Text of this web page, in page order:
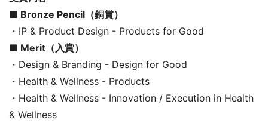
■ Bronze Pencil（銅賞）
・IP & Product Design - Products for Good
■ Merit（入賞）
・Design & Branding - Design for Good
・Health & Wellness - Products
・Health & Wellness - Innovation / Execution in Health
& Wellness